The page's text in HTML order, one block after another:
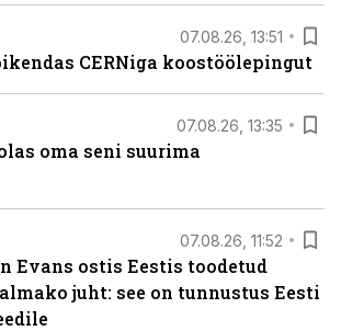
07.08.26, 13:51
CERNiga koostöölepingut
07.08.26, 13:35
oma seni suurima
07.08.26, 11:52
Evans ostis Eestis toodetud
juht: see on tunnustus Eesti